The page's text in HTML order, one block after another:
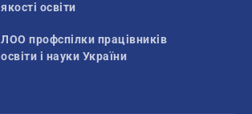
якості освіти
ЛОО профспілки працівників
освіти і науки України